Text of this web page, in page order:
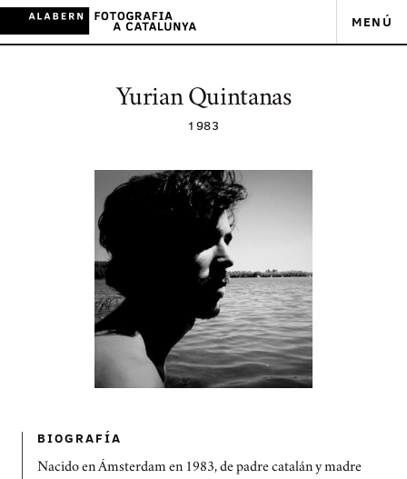
MENÚ
Yurian Quintanas
1983
BIOGRAFÍ­A
Nacido en Ámsterdam en 1983, de padre catalán y madre